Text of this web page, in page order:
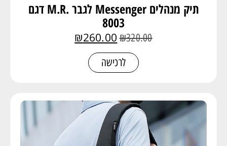
תיק מנהלים Messenger לגבר .M.R דגם
8003
₪320.00
₪260.00
לרכישה